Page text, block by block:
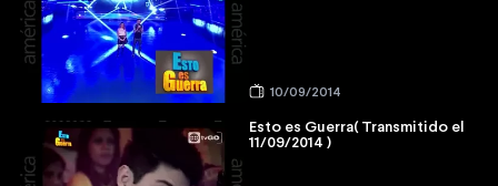
10/09/2014
Esto es Guerra( Transmitido el
11/09/2014 )